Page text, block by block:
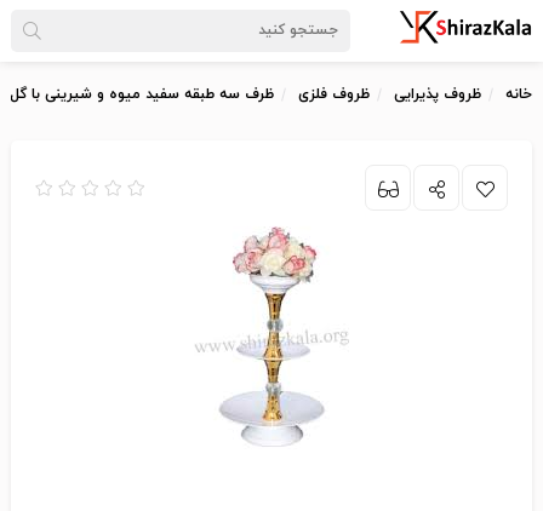
خانه ظروف پذیرایی ظروف فلزی ظرف سه طبقه سفید میوه و شیرینی با گل